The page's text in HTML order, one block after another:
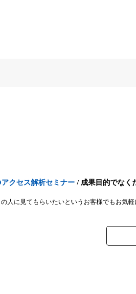
クセス解析セミナー / 成果目的でなく
人に見てもらいたいというお客様でもお気軽